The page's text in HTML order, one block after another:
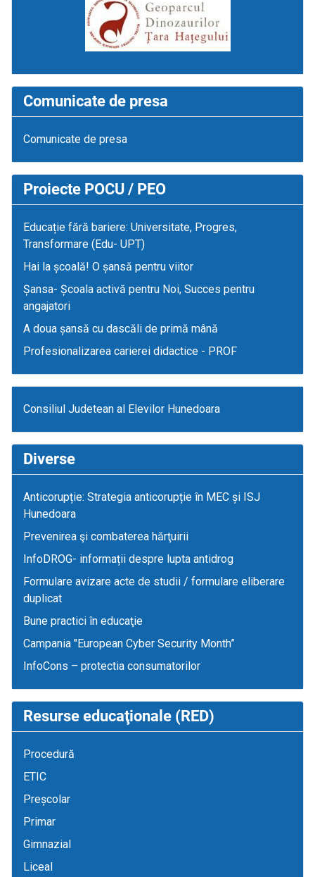
Comunicate de presa
Comunicate de presa
Proiecte POCU / PEO
Educație fără bariere: Universitate, Progres,
Transformare (Edu- UPT)
Hai la școală! O șansă pentru viitor
Șansa- Școala activă pentru Noi, Succes pentru
angajatori
A doua șansă cu dascăli de primă mână
Profesionalizarea carierei didactice - PROF
Consiliul Judetean al Elevilor Hunedoara
Diverse
Anticorupție: Strategia anticorupție în MEC și ISJ
Hunedoara
Prevenirea şi combaterea hărţuirii
InfoDROG- informații despre lupta antidrog
Formulare avizare acte de studii / formulare eliberare
duplicat
Bune practici în educaţie
Campania "European Cyber Security Month”
InfoCons – protectia consumatorilor
Resurse educaţionale (RED)
Procedură
ETIC
Preșcolar
Primar
Gimnazial
Liceal